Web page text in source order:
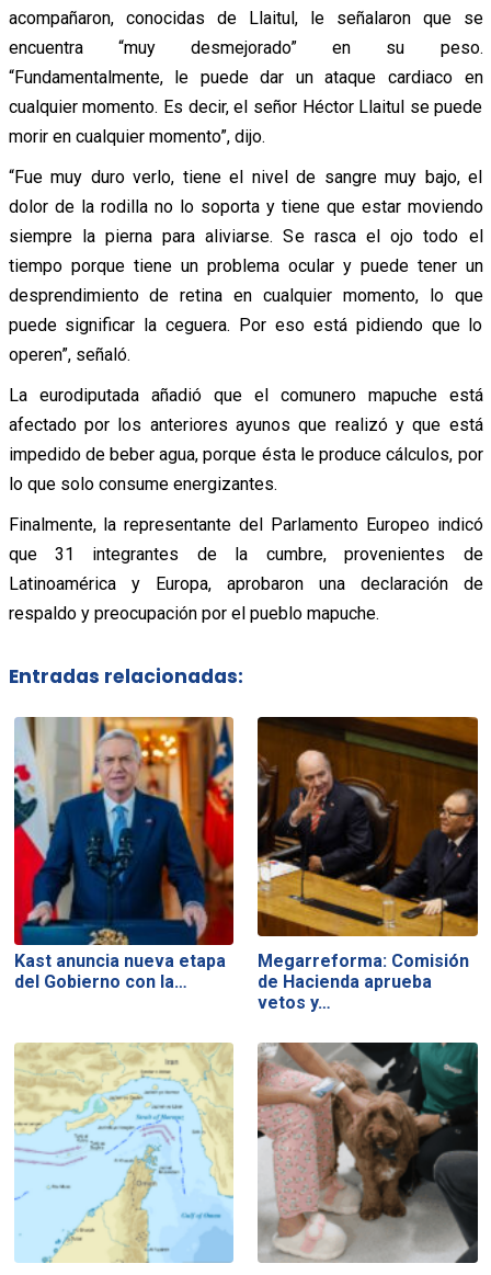
acompañaron, conocidas de Llaitul, le señalaron que se
encuentra “muy desmejorado” en su peso.
“Fundamentalmente, le puede dar un ataque cardiaco en
cualquier momento. Es decir, el señor Héctor Llaitul se puede
morir en cualquier momento”, dijo.
“Fue muy duro verlo, tiene el nivel de sangre muy bajo, el
dolor de la rodilla no lo soporta y tiene que estar moviendo
siempre la pierna para aliviarse. Se rasca el ojo todo el
tiempo porque tiene un problema ocular y puede tener un
desprendimiento de retina en cualquier momento, lo que
puede significar la ceguera. Por eso está pidiendo que lo
operen”, señaló.
La eurodiputada añadió que el comunero mapuche está
afectado por los anteriores ayunos que realizó y que está
impedido de beber agua, porque ésta le produce cálculos, por
lo que solo consume energizantes.
Finalmente, la representante del Parlamento Europeo indicó
que 31 integrantes de la cumbre, provenientes de
Latinoamérica y Europa, aprobaron una declaración de
respaldo y preocupación por el pueblo mapuche.
Entradas relacionadas:
Kast anuncia nueva etapa
del Gobierno con la…
Megarreforma: Comisión
de Hacienda aprueba
vetos y…